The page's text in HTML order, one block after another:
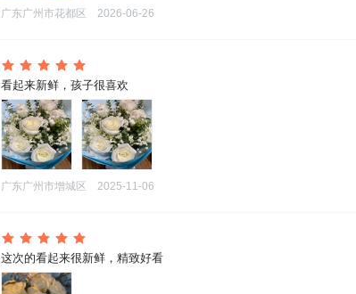
广东广州市花都区 2026-06-26
看起来新鲜，孩子很喜欢
广东广州市增城区 2025-11-06
这次的看起来很新鲜，精致好看